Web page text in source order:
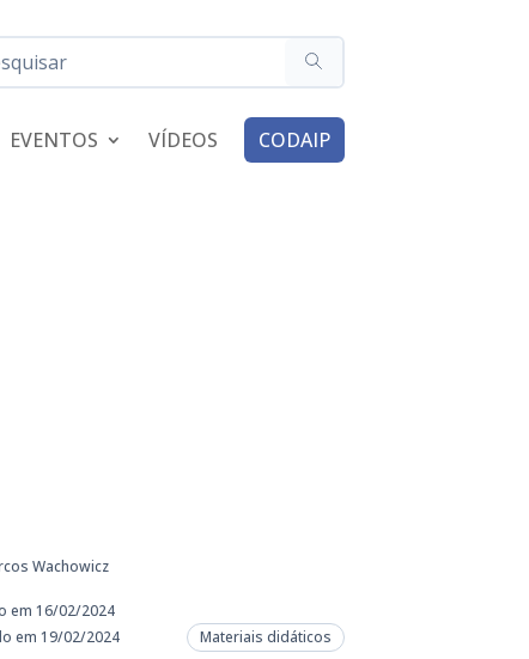
EVENTOS VÍDEOS CODAIP
Wachowicz
em 16/02/2024
em 19/02/2024
Materiais didáticos